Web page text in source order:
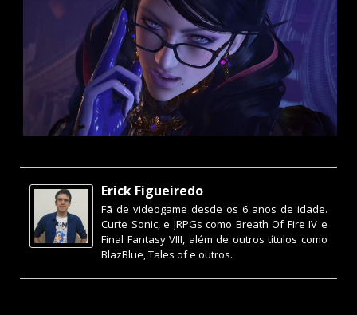
Erick Figueiredo
Fã de videogame desde os 6 anos de idade.
Curte Sonic, e JRPGs como Breath Of Fire IV e
Final Fantasy VIII, além de outros títulos como
BlazBlue, Tales of e outros.